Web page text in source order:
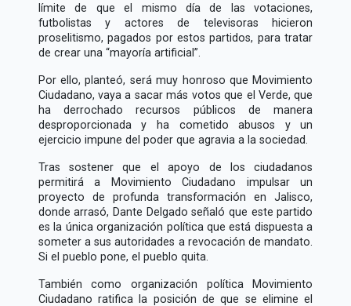
límite de que el mismo día de las votaciones,
futbolistas y actores de televisoras hicieron
proselitismo, pagados por estos partidos, para tratar
de crear una
mayoría artificial
Por ello, planteó, será muy honroso que Movimiento
Ciudadano, vaya a sacar más votos que el Verde, que
ha derrochado recursos públicos de manera
desproporcionada y ha cometido abusos y un
ejercicio impune del poder que agravia a la sociedad.
Tras sostener que el apoyo de los ciudadanos
permitirá a Movimiento Ciudadano impulsar un
proyecto de profunda transformación en Jalisco,
donde arrasó, Dante Delgado señaló que este partido
es la única organización política que está dispuesta a
someter a sus autoridades a revocación de mandato.
Si el pueblo pone, el pueblo quita.
También como organización política Movimiento
Ciudadano ratifica la posición de que se elimine el